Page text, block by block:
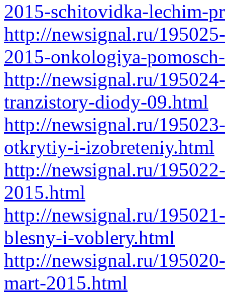
2015-schitovidka-lechim-
http://newsignal.ru/
2015-onkologiya-
http://newsignal.ru/
tranzistory-diody-09.html
http://newsignal.ru/
otkrytiy-i-izobreteniy.html
http://newsignal.ru/
2015.html
http://newsignal.ru/
blesny-i-voblery.html
http://newsignal.ru/
mart-2015.html